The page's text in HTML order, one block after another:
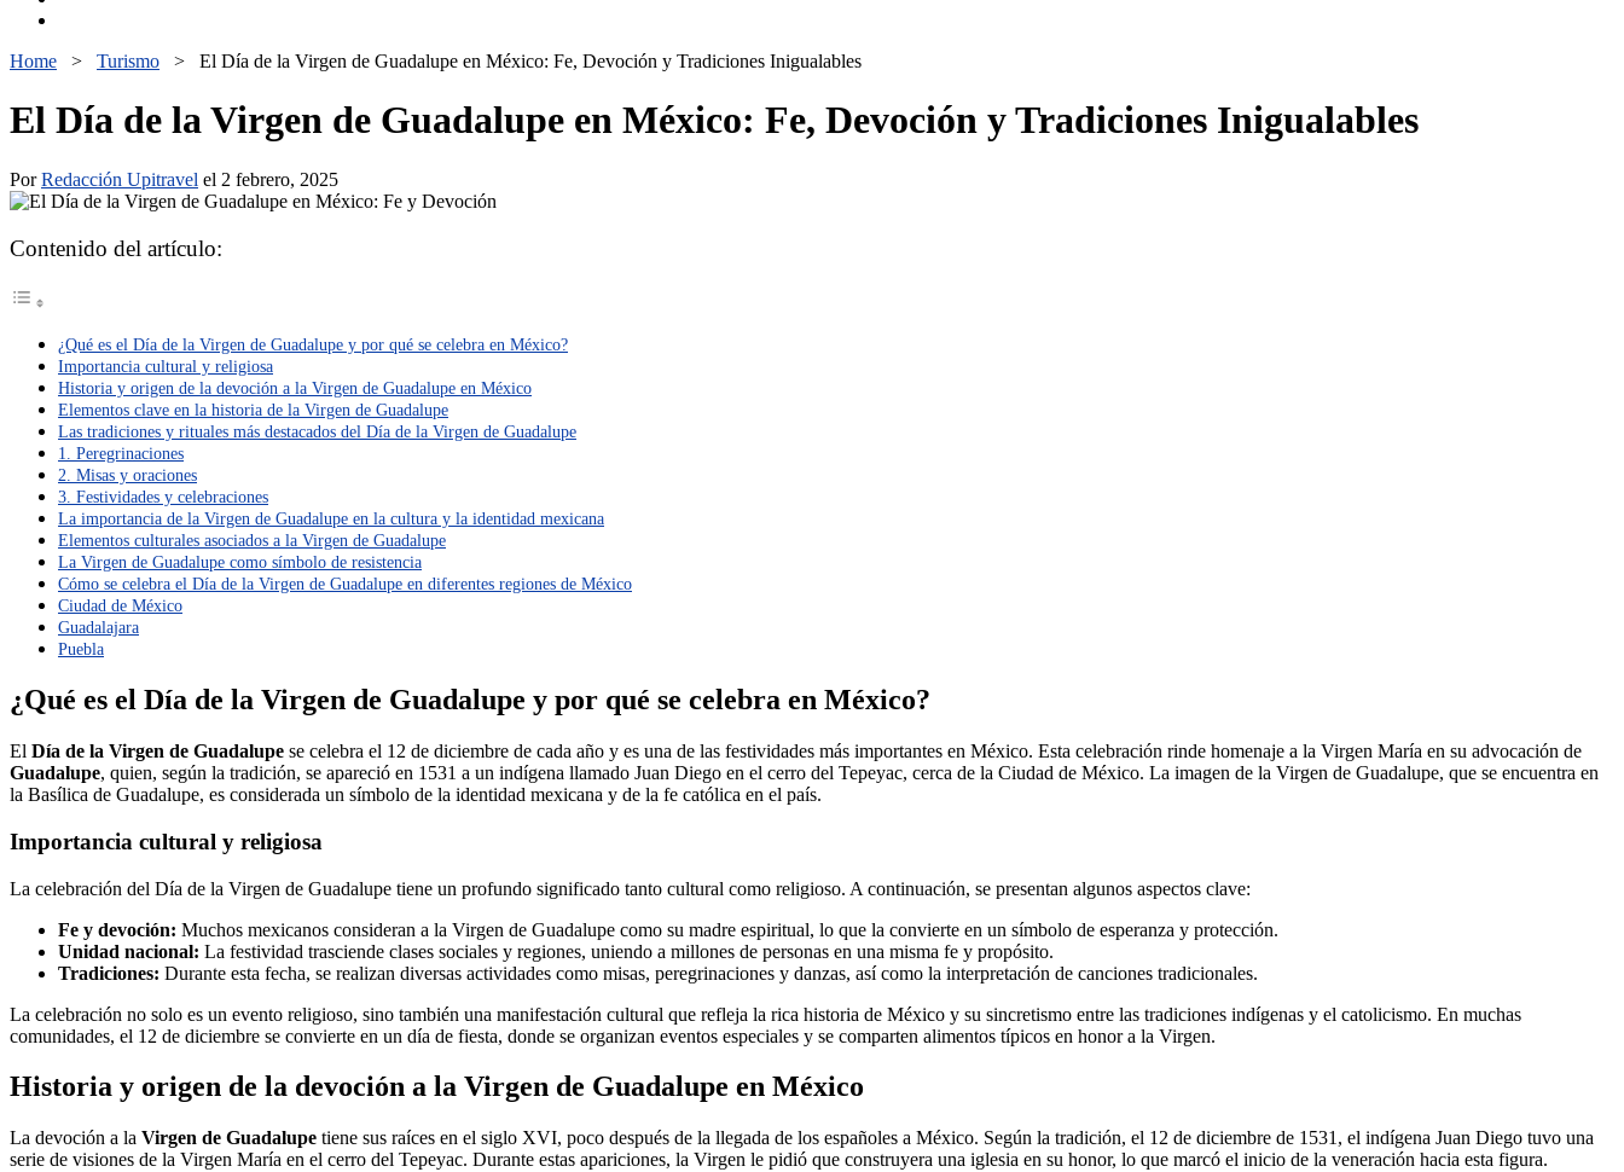
Home > Turismo > El Día de la Virgen de Guadalupe en México: Fe, Devoción y Tradiciones Inigualables
El Día de la Virgen de Guadalupe en México: Fe, Devoción y Tradiciones Inigualables
PorRedacción Upitravel el 2 febrero, 2025
Contenido del artículo:
¿Qué es el Día de la Virgen de Guadalupe y por qué se celebra en México?
Importancia cultural y religiosa
Historia y origen de la devoción a la Virgen de Guadalupe en México
Elementos clave en la historia de la Virgen de Guadalupe
Las tradiciones y rituales más destacados del Día de la Virgen de Guadalupe
1. Peregrinaciones
2. Misas y oraciones
3. Festividades y celebraciones
La importancia de la Virgen de Guadalupe en la cultura y la identidad mexicana
Elementos culturales asociados a la Virgen de Guadalupe
La Virgen de Guadalupe como símbolo de resistencia
Cómo se celebra el Día de la Virgen de Guadalupe en diferentes regiones de México
Ciudad de México
Guadalajara
Puebla
¿Qué es el Día de la Virgen de Guadalupe y por qué se celebra en México?
El Día de la Virgen de Guadalupe se celebra el 12 de diciembre de cada año y es una de las festividades más importantes en México. Esta celebración rinde homenaje a la Virgen María en su advocación de
Guadalupe, quien, según la tradición, se apareció en 1531 a un indígena llamado Juan Diego en el cerro del Tepeyac, cerca de la Ciudad de México. La imagen de la Virgen de Guadalupe, que se encuentra en
la Basílica de Guadalupe, es considerada un símbolo de la identidad mexicana y de la fe católica en el país.
Importancia cultural y religiosa
La celebración del Día de la Virgen de Guadalupe tiene un profundo significado tanto cultural como religioso. A continuación, se presentan algunos aspectos clave:
Fe y devoción: Muchos mexicanos consideran a la Virgen de Guadalupe como su madre espiritual, lo que la convierte en un símbolo de esperanza y protección.
Unidad nacional: La festividad trasciende clases sociales y regiones, uniendo a millones de personas en una misma fe y propósito.
Tradiciones: Durante esta fecha, se realizan diversas actividades como misas, peregrinaciones y danzas, así como la interpretación de canciones tradicionales.
La celebración no solo es un evento religioso, sino también una manifestación cultural que refleja la rica historia de México y su sincretismo entre las tradiciones indígenas y el catolicismo. En muchas
comunidades, el 12 de diciembre se convierte en un día de fiesta, donde se organizan eventos especiales y se comparten alimentos típicos en honor a la Virgen.
Historia y origen de la devoción a la Virgen de Guadalupe en México
La devoción a la Virgen de Guadalupe tiene sus raíces en el siglo XVI, poco después de la llegada de los españoles a México. Según la tradición, el 12 de diciembre de 1531, el indígena Juan Diego tuvo una
serie de visiones de la Virgen María en el cerro del Tepeyac. Durante estas apariciones, la Virgen le pidió que construyera una iglesia en su honor, lo que marcó el inicio de la veneración hacia esta figura.